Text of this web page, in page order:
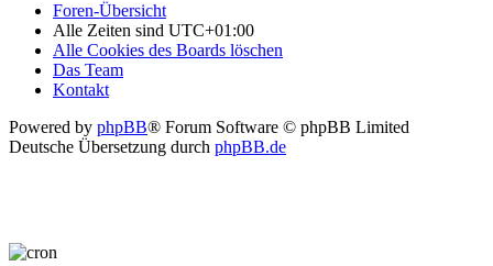
Foren-Übersicht
Alle Zeiten sind UTC+01:00
Alle Cookies des Boards löschen
Das Team
Kontakt
Powered by phpBB® Forum Software © phpBB Limited
Deutsche Übersetzung durch phpBB.de